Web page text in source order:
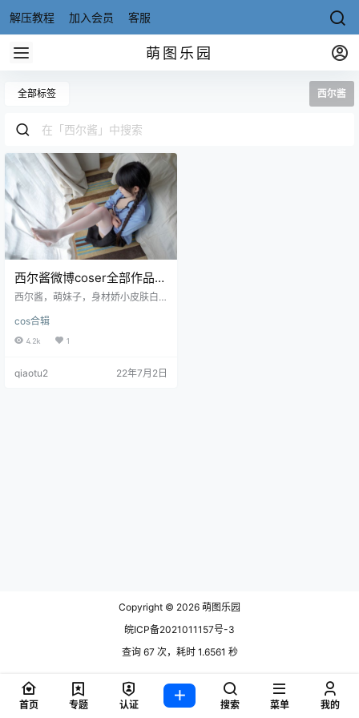
解压教程 加入会员 客服
萌图乐园
全部标签 西尔酱
西尔酱微博coser全部作品
[写真合集][持续更新]
西尔酱，萌妹子，身材娇小皮肤白
得一看。 资源目录 NO.01白色吊衫
[3OP-48MB] NO.02白丝[95p-194
彩虹,K白.
cos合辑
4.2k 1
qiaotu2 22年7月2日
Copyright © 2026 萌图乐园
皖ICP备2021011157号-3
查询 67 次，耗时 1.6561 秒
首页 专题 认证 搜索 菜单 我的